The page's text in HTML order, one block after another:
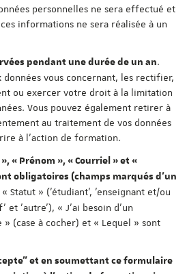
personnelles ne sera effectué et
informations ne sera réalisée à un
pendant une durée de un an.
données vous concernant, les rectifier,
ou exercer votre droit à la limitation
Vous pouvez également retirer à
au traitement de vos données
à l'action de formation.
« Prénom », « Courriel » et «
obligatoires (champs marqués d'un
« Statut » ('étudiant', 'enseignant et/ou
et 'autre'), « J'ai besoin d'un
(case à cocher) et « Lequel » sont
et en soumettant ce formulaire